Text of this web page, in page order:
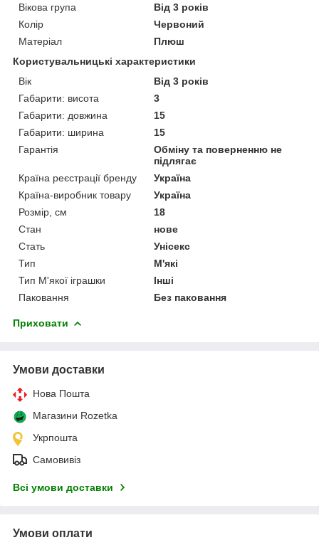
Вікова група
Від 3 років
Колір
Червоний
Матеріал
Плюш
Користувальницькі характеристики
Вік
Від 3 років
Габарити: висота
3
Габарити: довжина
15
Габарити: ширина
15
Гарантія
Обміну та поверненню не
підлягає
Країна реєстрації бренду
Україна
Країна-виробник товару
Україна
Розмір, см
18
Стан
нове
Стать
Унісекс
Тип
М'які
Тип М'якої іграшки
Інші
Паковання
Без паковання
Приховати
Умови доставки
Нова Пошта
Магазини Rozetka
Укрпошта
Самовивіз
Всі умови доставки
Умови оплати